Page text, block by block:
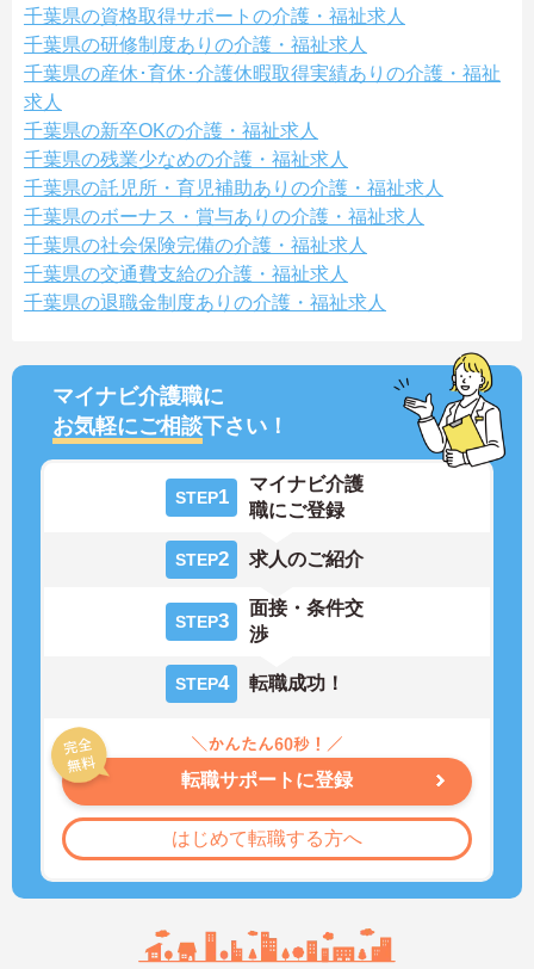
千葉県の資格取得サポートの介護・福祉求人
千葉県の研修制度ありの介護・福祉求人
千葉県の産休･育休･介護休暇取得実績ありの介護・福祉
求人
千葉県の新卒OKの介護・福祉求人
千葉県の残業少なめの介護・福祉求人
千葉県の託児所・育児補助ありの介護・福祉求人
千葉県のボーナス・賞与ありの介護・福祉求人
千葉県の社会保険完備の介護・福祉求人
千葉県の交通費支給の介護・福祉求人
千葉県の退職金制度ありの介護・福祉求人
マイナビ介護職に
お気軽にご相談下さい！
STEP1
マイナビ介護
職にご登録
STEP2 求人のご紹介
STEP3
面接・条件交
渉
STEP4 転職成功！
転職サポートに登録
はじめて転職する方へ